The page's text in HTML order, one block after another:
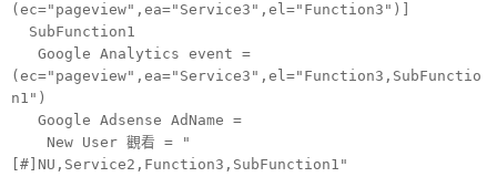
(ec="pageview",ea="Service3",el="Function3")]
SubFunction1
Google Analytics event =
(ec="pageview",ea="Service3",el="Function3,SubFunctio
n1")
Google Adsense AdName =
New User 觀看 = "
[#]NU,Service2,Function3,SubFunction1"